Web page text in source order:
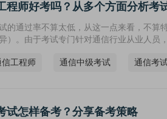
程师好考吗？从多个方面分析考
的通过率不算太低，从这一点来看，不
）。由于考试专门针对通信行业从业人
信工程师 通信中级考试 通信考
试怎样备考？分享备考策略